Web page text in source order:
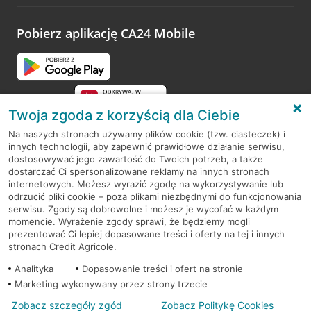
opinie.
Pobierz aplikację CA24 Mobile
RODO
Regulamin serwisu
Mapa serwisu
PolitykaCookies
© 2026 Credit Agricole Bank Polska S.A. Wszelkie prawa zastrzeżone
Twoja zgoda z korzyścią dla Ciebie
Na naszych stronach używamy plików cookie (tzw. ciasteczek) i
innych technologii, aby zapewnić prawidłowe działanie serwisu,
dostosowywać jego zawartość do Twoich potrzeb, a także
dostarczać Ci spersonalizowane reklamy na innych stronach
internetowych. Możesz wyrazić zgodę na wykorzystywanie lub
odrzucić pliki cookie – poza plikami niezbędnymi do funkcjonowania
serwisu. Zgody są dobrowolne i możesz je wycofać w każdym
momencie. Wyrażenie zgody sprawi, że będziemy mogli
prezentować Ci lepiej dopasowane treści i oferty na tej i innych
stronach Credit Agricole.
Analityka
Dopasowanie treści i ofert na stronie
Marketing wykonywany przez strony trzecie
Zobacz szczegóły zgód Zobacz Politykę Cookies